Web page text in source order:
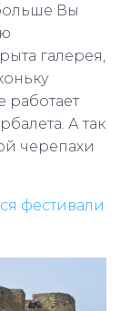
Вы
галерея,
работает
А так
черепахи
фестивали